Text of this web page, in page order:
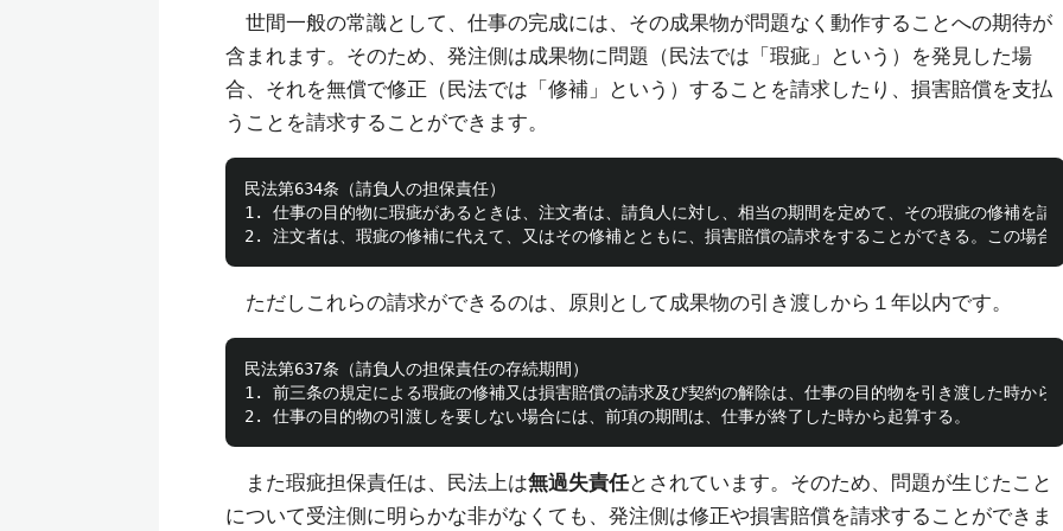
世間一般の常識として、仕事の完成には、その成果物が問題なく動作することへの期待が
含まれます。そのため、発注側は成果物に問題（民法では「瑕疵」という）を発見した場
合、それを無償で修正（民法では「修補」という）することを請求したり、損害賠償を支払
うことを請求することができます。
民法第634条（請負人の担保責任）
1. 仕事の目的物に瑕疵があるときは、注文者は、請負人に対し、相当の期間を定めて、その瑕疵の修補を
ただしこれらの請求ができるのは、原則として成果物の引き渡しから１年以内です。
民法第637条（請負人の担保責任の存続期間）
1. 前三条の規定による瑕疵の修補又は損害賠償の請求及び契約の解除は、仕事の目的物を引き渡した時から
また瑕疵担保責任は、民法上は無過失責任とされています。そのため、問題が生じたこと
について受注側に明らかな非がなくても、発注側は修正や損害賠償を請求することができま